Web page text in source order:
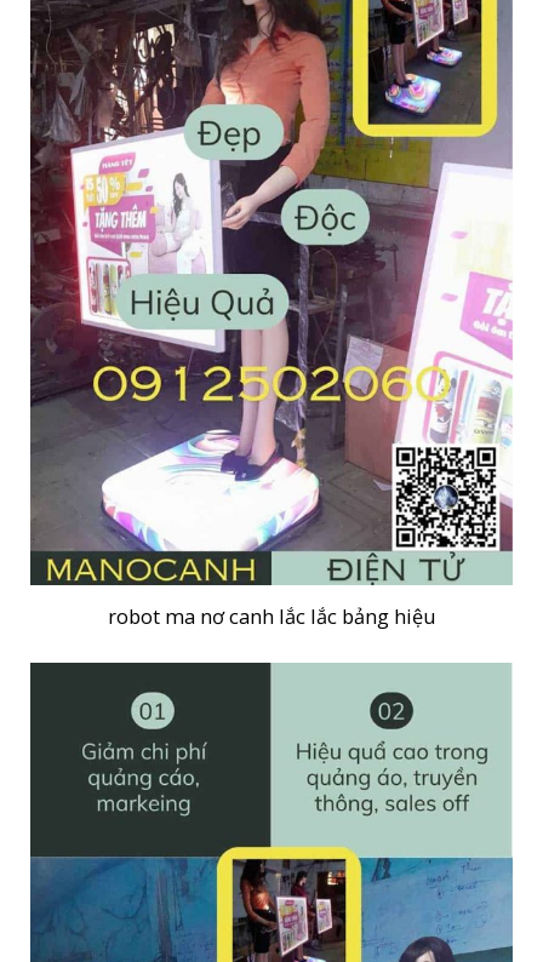
robot ma nơ canh lắc lắc bảng hiệu